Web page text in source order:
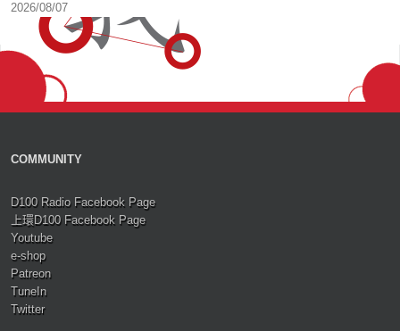
2026/08/07
COMMUNITY
D100 Radio Facebook Page
上環D100 Facebook Page
Youtube
e-shop
Patreon
TuneIn
Twitter